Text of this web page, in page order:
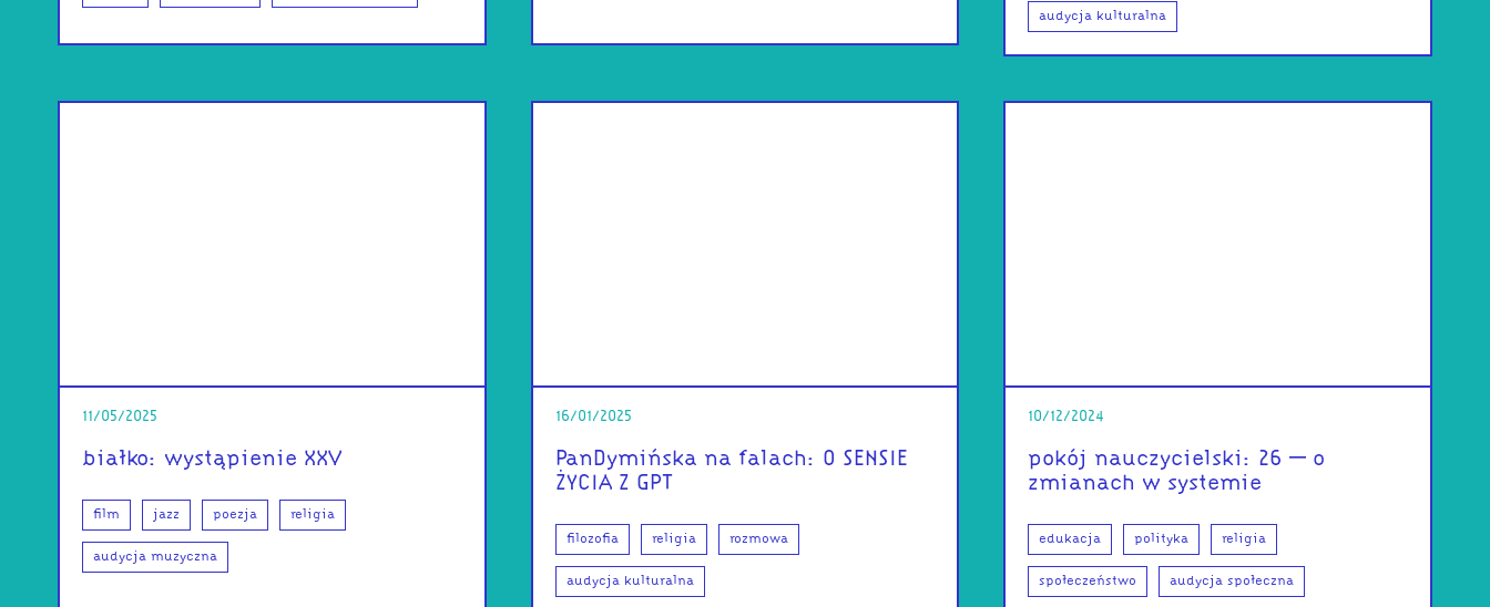
audycja kulturalna
11/05/2025
białko: wystąpienie XXV
film jazz poezja religia
audycja muzyczna
16/01/2025
PanDymińska na falach: O SENSIE
ŻYCIA Z GPT
filozofia religia rozmowa
audycja kulturalna
10/12/2024
pokój nauczycielski: 26 – o
zmianach w systemie
edukacja polityka religia
społeczeństwo audycja społeczna